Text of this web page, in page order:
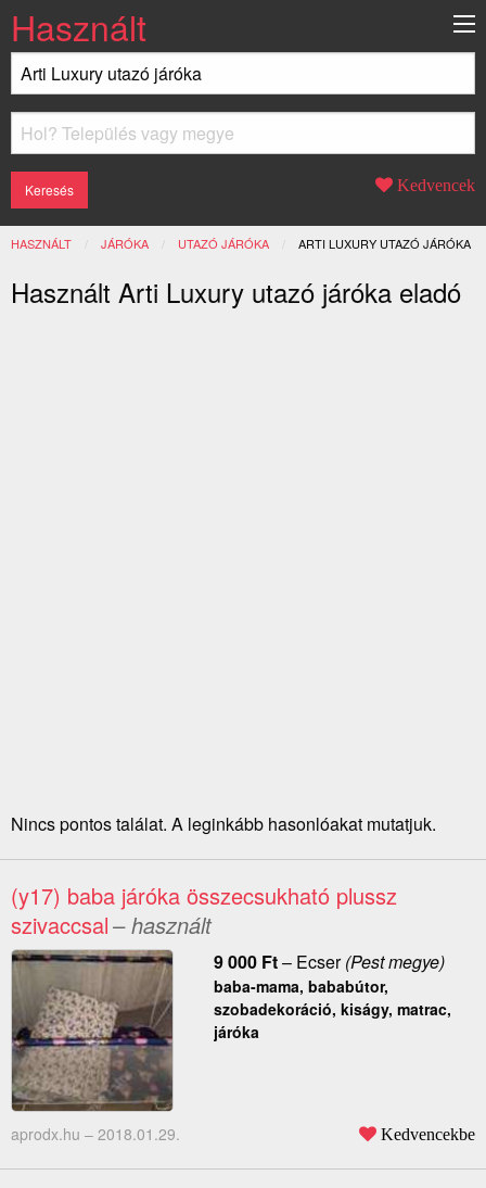
Használt
Kedvencek
HASZNÁLT JÁRÓKA UTAZÓ JÁRÓKA JELENLEGI:
ARTI LUXURY UTAZÓ JÁRÓKA
Használt Arti Luxury utazó járóka eladó
Nincs pontos találat. A leginkább hasonlóakat mutatjuk.
(y17) baba járóka összecsukható plussz
szivaccsal– használt
9 000 Ft– Ecser(Pest megye)
baba-mama, bababútor,
szobadekoráció, kiságy, matrac,
járóka
aprodx.hu – 2018.01.29. Kedvencekbe